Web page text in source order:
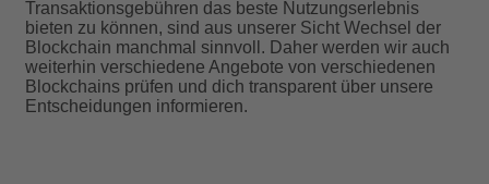
Transaktionsgebühren das beste Nutzungserlebnis
bieten zu können, sind aus unserer Sicht Wechsel der
Blockchain manchmal sinnvoll. Daher werden wir auch
weiterhin verschiedene Angebote von verschiedenen
Blockchains prüfen und dich transparent über unsere
Entscheidungen informieren.